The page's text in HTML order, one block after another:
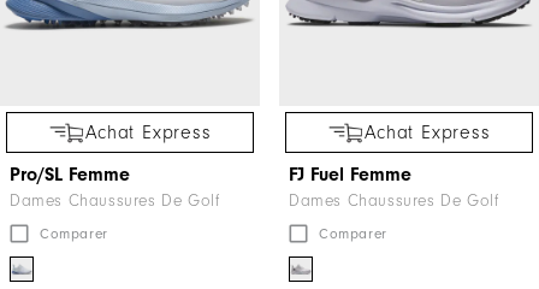
Achat Express
Pro/SL Femme
Dames Chaussures De Golf
Comparer
Achat Express
FJ Fuel Femme
Dames Chaussures De Golf
Comparer